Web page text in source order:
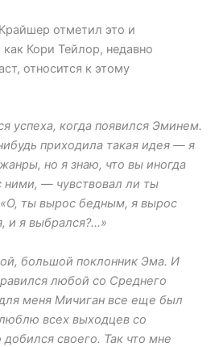
отметил это и
Кори Тейлор, недавно
относится к этому
успеха, когда появился Эминем.
приходила такая идея — я
но я знаю, что вы иногда
ними, — чувствовал ли ты
ты вырос бедным, я вырос
и я выбрался?…»
большой поклонник Эма. И
любой со Среднего
меня Мичиган все еще был
всех выходцев со
своего. Так что мне